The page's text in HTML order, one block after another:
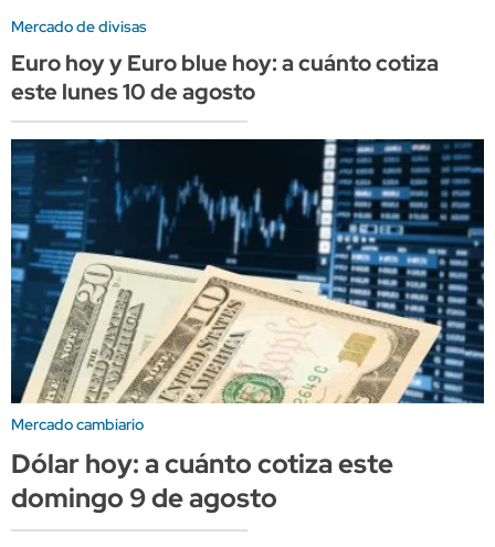
Mercado de divisas
Euro hoy y Euro blue hoy: a cuánto cotiza
este lunes 10 de agosto
Mercado cambiario
Dólar hoy: a cuánto cotiza este
domingo 9 de agosto